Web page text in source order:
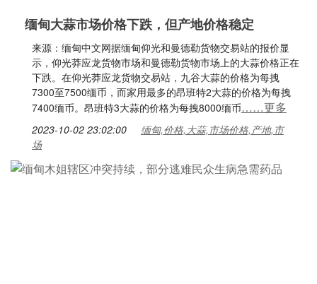
缅甸大蒜市场价格下跌，但产地价格稳定
来源：缅甸中文网据缅甸仰光和曼德勒货物交易站的报价显
示，仰光莽应龙货物市场和曼德勒货物市场上的大蒜价格正在
下跌。在仰光莽应龙货物交易站，九谷大蒜的价格为每拽
7300至7500缅币，而家用最多的昂班特2大蒜的价格为每拽
7400缅币。昂班特3大蒜的价格为每拽8000缅币……更多
2023-10-02 23:02:00
缅甸,价格,大蒜,市场价格,产地,市
场